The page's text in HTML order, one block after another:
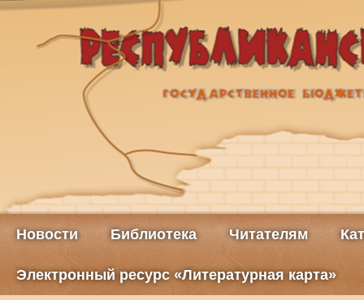
Новости Библиотека Читателям
Электронный ресурс «Литературная карта»